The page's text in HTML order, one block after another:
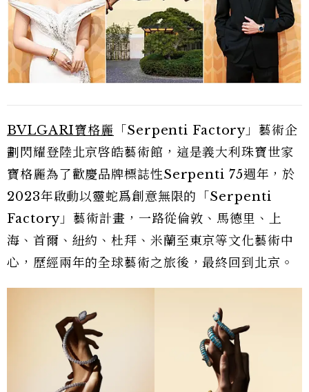
BVLGARI寶格麗 「Serpenti Factory」藝術企
劃閃耀登陸北京啓皓藝術館，這是義大利珠寶世家
寶格麗為了歡慶品牌標誌性Serpenti 75週年，於
2023年啟動以靈蛇爲創意無限的「Serpenti
Factory」藝術計畫，一路從倫敦、馬德里、上
海、首爾、紐約、杜拜、米蘭至東京等文化藝術中
心，歷經兩年的全球藝術之旅後，最終回到北京。